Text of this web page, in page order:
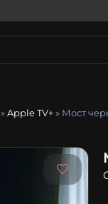
»Apple TV+» Мост